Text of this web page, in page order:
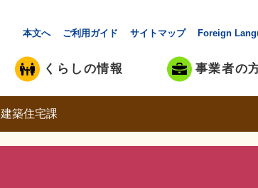
本文へ ご利用ガイド サイトマップ Foreign
くらしの情報 事業者の
建築住宅課